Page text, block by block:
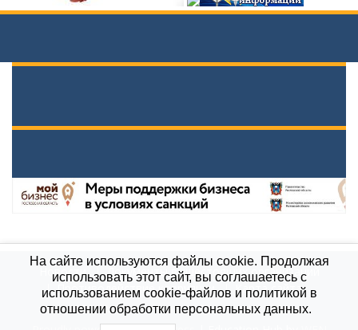
Новости
Документы вышестоящих организаций
Противодействие коррупции
Карта сайта
МБОУ \"Гимназия им. А.П.Чехова\", 2021
На сайте используются файлы cookie. Продолжая
использовать этот сайт, вы соглашаетесь с
использованием cookie-файлов и политикой в
отношении обработки персональных данных.